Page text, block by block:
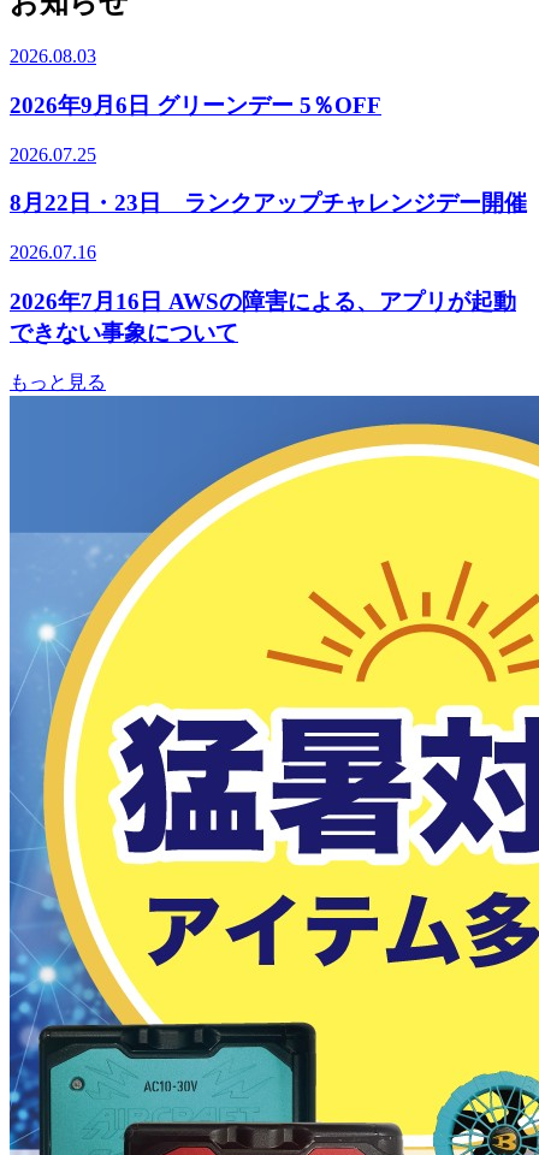
2026.08.03
2026年9月6日 グリーンデー 5％OFF
2026.07.25
8月22日・23日 ランクアップチャレンジデー開催
2026.07.16
2026年7月16日 AWSの障害による、アプリが起動
できない事象について
もっと見る